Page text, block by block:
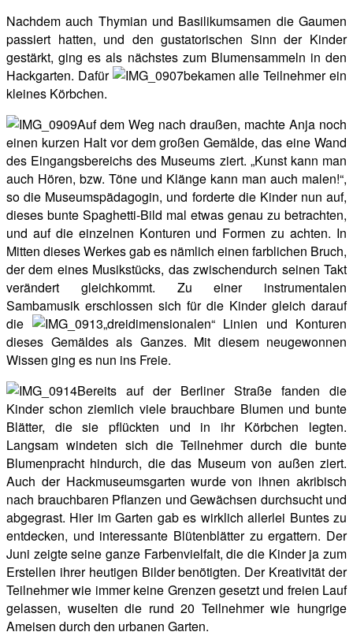
Nachdem auch Thymian und Basilikumsamen die Gaumen
passiert hatten, und den gustatorischen Sinn der Kinder
gestärkt, ging es als nächstes zum Blumensammeln in den
Hackgarten. Dafür
bekamen alle Teilnehmer ein
kleines Körbchen.
Auf dem Weg nach draußen, machte Anja noch
einen kurzen Halt vor dem großen Gemälde, das eine Wand
des Eingangsbereichs des Museums ziert. „Kunst kann man
auch Hören, bzw. Töne und Klänge kann man auch malen!“,
so die Museumspädagogin, und forderte die Kinder nun auf,
dieses bunte Spaghetti-Bild mal etwas genau zu betrachten,
und auf die einzelnen Konturen und Formen zu achten. In
Mitten dieses Werkes gab es nämlich einen farblichen Bruch,
der dem eines Musikstücks, das zwischendurch seinen Takt
verändert gleichkommt. Zu einer instrumentalen
Sambamusik erschlossen sich für die Kinder gleich darauf
die
„dreidimensionalen“ Linien und Konturen
dieses Gemäldes als Ganzes. Mit diesem neugewonnen
Wissen ging es nun ins Freie.
Bereits auf der Berliner Straße fanden die
Kinder schon ziemlich viele brauchbare Blumen und bunte
Blätter, die sie pflückten und in ihr Körbchen legten.
Langsam windeten sich die Teilnehmer durch die bunte
Blumenpracht hindurch, die das Museum von außen ziert.
Auch der Hackmuseumsgarten wurde von ihnen akribisch
nach brauchbaren Pflanzen und Gewächsen durchsucht und
abgegrast. Hier im Garten gab es wirklich allerlei Buntes zu
entdecken, und interessante Blütenblätter zu ergattern. Der
Juni zeigte seine ganze Farbenvielfalt, die die Kinder ja zum
Erstellen ihrer heutigen Bilder benötigten. Der Kreativität der
Teilnehmer wie immer keine Grenzen gesetzt und freien Lauf
gelassen, wuselten die rund 20 Teilnehmer wie hungrige
Ameisen durch den urbanen Garten.